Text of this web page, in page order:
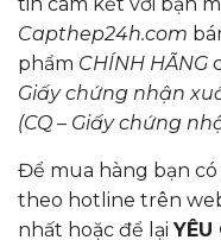
Capthep24h.com
phẩm CHÍNH HÃNG
Giấy chứng nhận
(CQ – Giấy chứng
Để mua hàng bạn
theo hotline trên
nhất hoặc để lại YÊU